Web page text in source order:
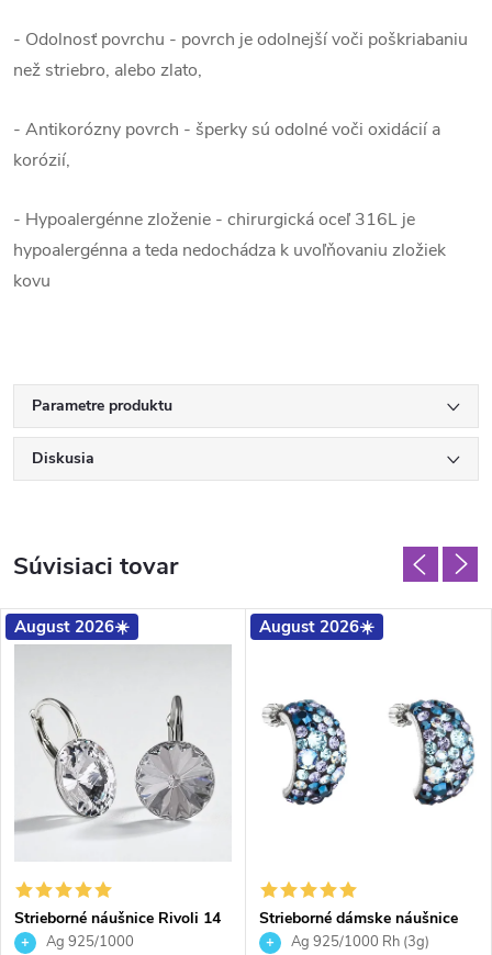
- Odolnosť povrchu - povrch je odolnejší voči poškriabaniu
než striebro, alebo zlato,
- Antikorózny povrch - šperky sú odolné voči oxidácií a
korózií,
- Hypoalergénne zloženie - chirurgická oceľ 316L je
hypoalergénna a teda nedochádza k uvoľňovaniu zložiek
kovu
Parametre produktu
Diskusia
Súvisiaci tovar
August 2026☀️
Strieborné náušnice Rivoli 14
mm Crystal číre pre dievčatá
Ag 925/1000
August 2026☀️
Strieborné dámske náušnice
hrubšie polkruhy so Swarovski
Ag 925/1000 Rh (3g)